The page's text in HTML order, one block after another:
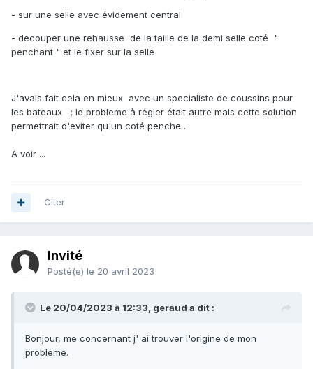
- sur une selle avec évidement central
- decouper une rehausse de la taille de la demi selle coté "
penchant " et le fixer sur la selle
J'avais fait cela en mieux avec un specialiste de coussins pour
les bateaux ; le probleme à régler était autre mais cette solution
permettrait d'eviter qu'un coté penche .
A voir ...
Citer
Invité
Posté(e) le 20 avril 2023
Le 20/04/2023 à 12:33, geraud a dit :
Bonjour, me concernant j' ai trouver l'origine de mon
problème.